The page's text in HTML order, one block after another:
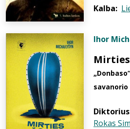
Kalba:
Ihor
Rokas